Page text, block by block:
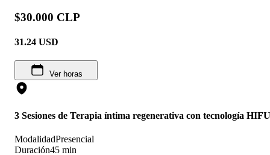
$30.000 CLP
31.24 USD
Ver horas
3 Sesiones de Terapia íntima regenerativa con tecnología HIFU
ModalidadPresencial
Duración45 min